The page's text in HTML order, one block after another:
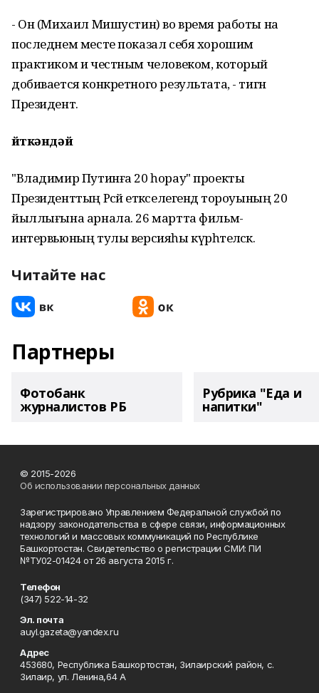
- Он (Михаил Мишустин) во время работы на
последнем месте показал себя хорошим
практиком и честным человеком, который
добивается конкретного результата, - тигән
Президент.
Әйткәндәй
"Владимир Путинға 20 һорау" проекты
Президенттың Рәсәй етәкселегендә тороуының 20
йыллығына арнала. 26 мартта фильм-
интервьюның тулы версияһы күрһәтеләсәк.
Читайте нас
Партнеры
Фотобанк
журналистов РБ
Рубрика "Еда и
напитки"
© 2015-2026
Об использовании персональных данных
Зарегистрировано Управлением Федеральной службой по
надзору законодательства в сфере связи, информационных
технологий и массовых коммуникаций по Республике
Башкортостан. Свидетельство о регистрации СМИ: ПИ
№ТУ02-01424 от 26 августа 2015 г.
Телефон
(347) 522-14-32
Эл. почта
auyl.gazeta@yandex.ru
Адрес
453680, Республика Башкортостан, Зилаирский район, с.
Зилаир, ул. Ленина,64 А